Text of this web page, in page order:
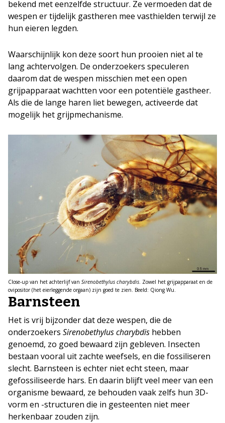
bekend met eenzelfde structuur. Ze vermoeden dat de
wespen er tijdelijk gastheren mee vasthielden terwijl ze
hun eieren legden.
Waarschijnlijk kon deze soort hun prooien niet al te
lang achtervolgen. De onderzoekers speculeren
daarom dat de wespen misschien met een open
grijpapparaat wachtten voor een potentiële gastheer.
Als die de lange haren liet bewegen, activeerde dat
mogelijk het grijpmechanisme.
Close-up van het achterlijf van Sirenobethylus charybdis. Zowel het grijpapparaat en de
ovipositor (het eierleggende orgaan) zijn goed te zien. Beeld: Qiong Wu.
Barnsteen
Het is vrij bijzonder dat deze wespen, die de
onderzoekers Sirenobethylus charybdis hebben
genoemd, zo goed bewaard zijn gebleven. Insecten
bestaan vooral uit zachte weefsels, en die fossiliseren
slecht. Barnsteen is echter niet echt steen, maar
gefossiliseerde hars. En daarin blijft veel meer van een
organisme bewaard, ze behouden vaak zelfs hun 3D-
vorm en -structuren die in gesteenten niet meer
herkenbaar zouden zijn.